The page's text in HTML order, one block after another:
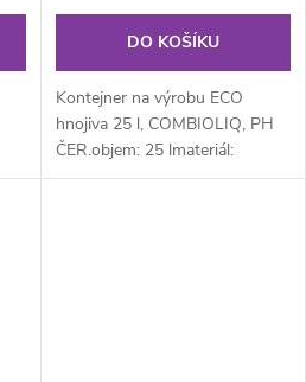
DO KOŠÍKU
Kontejner na výrobu ECO
hnojiva 25 l, COMBIOLIQ, PH
ČER.objem: 25 lmateriál:
plastbarva: černá